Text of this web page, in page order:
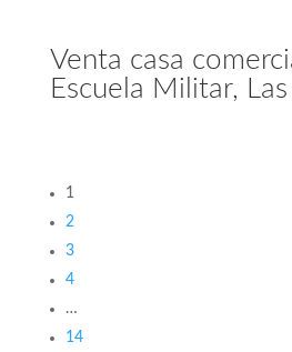
Venta casa
Escuela Militar,
1
2
3
4
…
14